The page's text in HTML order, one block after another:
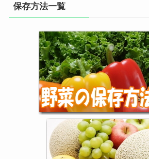
保存方法一覧